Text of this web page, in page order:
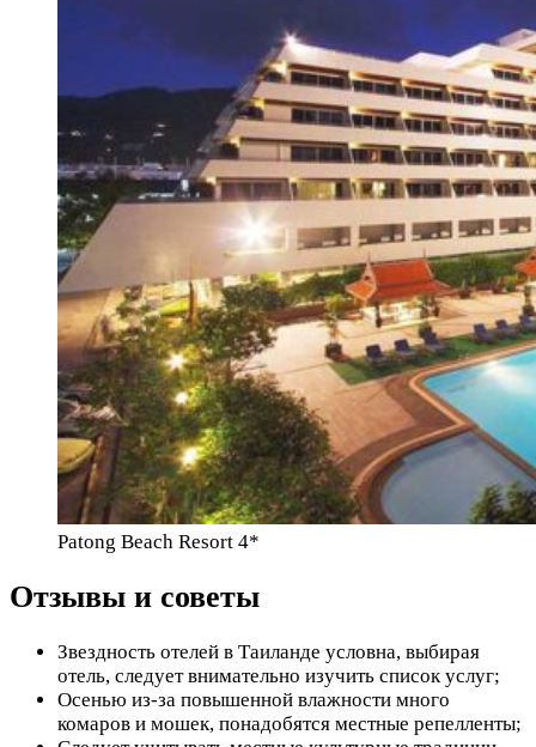
Patong Beach Resort 4*
Отзывы и советы
Звездность отелей в Таиланде условна, выбирая
отель, следует внимательно изучить список услуг;
Осенью из-за повышенной влажности много
комаров и мошек, понадобятся местные репелленты;